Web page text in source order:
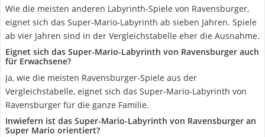
Wie die meisten anderen Labyrinth-Spiele von Ravensburger,
eignet sich das Super-Mario-Labyrinth ab sieben Jahren. Spiele
ab vier Jahren sind in der Vergleichstabelle eher die Ausnahme.
Eignet sich das Super-Mario-Labyrinth von Ravensburger auch
für Erwachsene?
Ja, wie die meisten Ravensburger-Spiele aus der
Vergleichstabelle, eignet sich das Super-Mario-Labyrinth von
Ravensburger für die ganze Familie.
Inwiefern ist das Super-Mario-Labyrinth von Ravensburger an
Super Mario orientiert?